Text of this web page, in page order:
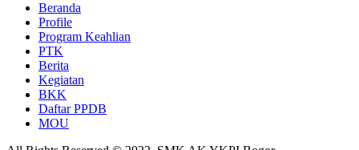
Beranda
Profile
Program Keahlian
PTK
Berita
Kegiatan
BKK
Daftar PPDB
MOU